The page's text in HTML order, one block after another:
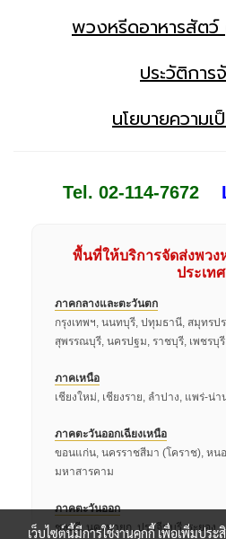
พวงหรีดอาหารสัต
ประวัติกา
นโยบายความ
Tel. 02-114-7672
พื้นที่ให้บริการจัดส่งพว
ประเทศ
ภาคกลางและตะวันตก
กรุงเทพฯ, นนทบุรี, ปทุมธานี, สมุทรป
สุพรรณบุรี, นครปฐม, ราชบุรี, เพชรบุรี
ภาคเหนือ
เชียงใหม่, เชียงราย, ลำปาง, แพร่-น่
ภาคตะวันออกเฉียงเหนือ
ขอนแก่น, นครราชสีมา (โคราช), หน
มหาสารคาม
ภาคตะวันออก
ชลบุรี, นครนายก, ปราจีนบุรี, ระยอง
เว็บไซต์นี้มีการใช้งานคุกกี้ เพื่อเพิ่มป